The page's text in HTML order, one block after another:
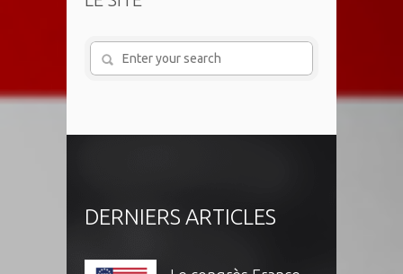
DERNIERS ARTICLES